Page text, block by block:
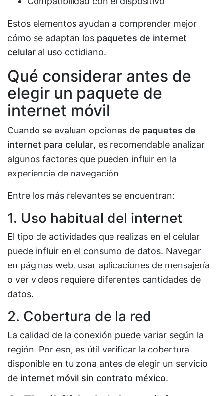
Estos elementos ayudan a comprender mejor
cómo se adaptan los paquetes de internet
celular al uso cotidiano.
Qué considerar antes de
elegir un paquete de
internet móvil
Cuando se evalúan opciones de paquetes de
internet para celular, es recomendable analizar
algunos factores que pueden influir en la
experiencia de navegación.
Entre los más relevantes se encuentran:
1. Uso habitual del internet
El tipo de actividades que realizas en el celular
puede influir en el consumo de datos. Navegar
en páginas web, usar aplicaciones de mensajería
o ver videos requiere diferentes cantidades de
datos.
2. Cobertura de la red
La calidad de la conexión puede variar según la
región. Por eso, es útil verificar la cobertura
disponible en tu zona antes de elegir un servicio
de internet móvil sin contrato méxico.